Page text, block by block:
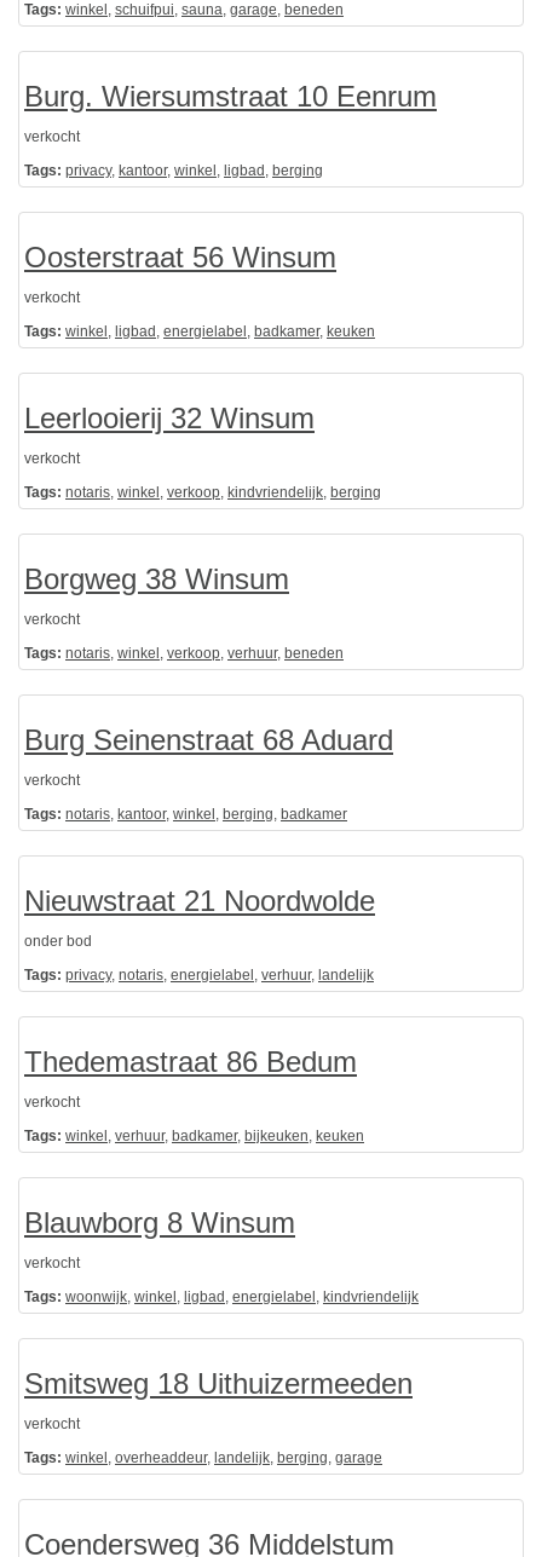
Tags: winkel , schuifpui, sauna, garage, beneden
Burg. Wiersumstraat 10 Eenrum
verkocht
Tags: privacy, kantoor, winkel , ligbad , berging
Oosterstraat 56 Winsum
verkocht
Tags: winkel , ligbad , energielabel , badkamer, keuken
Leerlooierij 32 Winsum
verkocht
Tags: notaris, winkel , verkoop, kindvriendelijk, berging
Borgweg 38 Winsum
verkocht
Tags: notaris, winkel , verkoop, verhuur, beneden
Burg Seinenstraat 68 Aduard
verkocht
Tags: notaris, kantoor, winkel , berging, badkamer
Nieuwstraat 21 Noordwolde
onder bod
Tags: privacy, notaris, energielabel , verhuur, landelijk
Thedemastraat 86 Bedum
verkocht
Tags: winkel , verhuur, badkamer, bijkeuken, keuken
Blauwborg 8 Winsum
verkocht
Tags: woonwijk, winkel , ligbad , energielabel , kindvriendelijk
Smitsweg 18 Uithuizermeeden
verkocht
Tags: winkel , overheaddeur, landelijk, berging, garage
Coendersweg 36 Middelstum